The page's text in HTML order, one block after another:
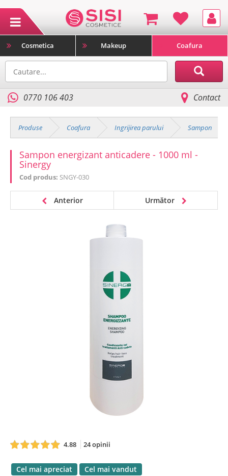
Cosmetica Makeup Coafura
0770 106 403 Contact
Produse Coafura Ingrijirea parului Sampon
Sampon energizant anticadere - 1000 ml -
Sinergy
Cod produs: SNGY-030
Anterior Următor
4.88 24 opinii
Cel mai apreciat Cel mai vandut